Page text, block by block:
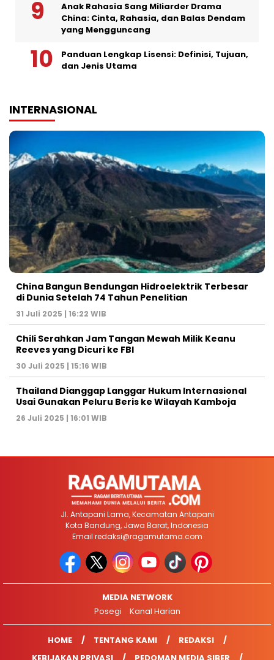
Anak Rahasia Sang Miliarder Drama
China: Cinta, Rahasia, dan Balas Dendam
yang Mengguncang
Panduan Lengkap Lisensi: Definisi, Tujuan,
dan Jenis Utama
INTERNASIONAL
China Bangun Bendungan Hidroelektrik Terbesar
di Dunia Setelah 74 Tahun Penelitian
31 Juli 2025 | 16:22 WIB
Chili Serahkan Jam Tangan Mewah Milik Keanu
Reeves yang Dicuri ke FBI
30 Juli 2025 | 15:16 WIB
Thailand Dianggap Langgar Hukum Internasional
Usai Gunakan Peluru Beris ke Wilayah Kamboja
26 Juli 2025 | 16:01 WIB
Jl. Antapani Lama, Kecamatan Antapani
Kota Bandung, Jawa Barat, Indonesia
Email redaksi@ragamutama.com
MEDIA NETWORK
Posegi
Kanal Harian
HOME TENTANG KAMI
REDAKSI